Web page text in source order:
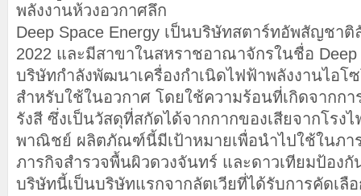
พลังงานห้วงอวกาศลึก
Deep Space Energy เป็นบริษัทสตาร์ทอัพสัญชาติ
2022 และมีสาขาในสหราชอาณาจักรในชื่อ Deep
บริษัทกำลังพัฒนาเครื่องกำเนิดไฟฟ้าพลังงานไอโ
สำหรับใช้ในอวกาศ โดยใช้ความร้อนที่เกิดจากก
รังสี ซึ่งเป็นวัสดุที่สกัดได้จากกากของเสียจากโรงไ
พาณิชย์ ผลิตภัณฑ์นี้มีเป้าหมายเพื่อนำไปใช้ในภา
ภารกิจสำรวจพื้นผิวดวงจันทร์ และดาวเทียมป้อง
บริษัทนี้เป็นบริษัทแรกจากลัตเวียที่ได้รับการคัดเลือ